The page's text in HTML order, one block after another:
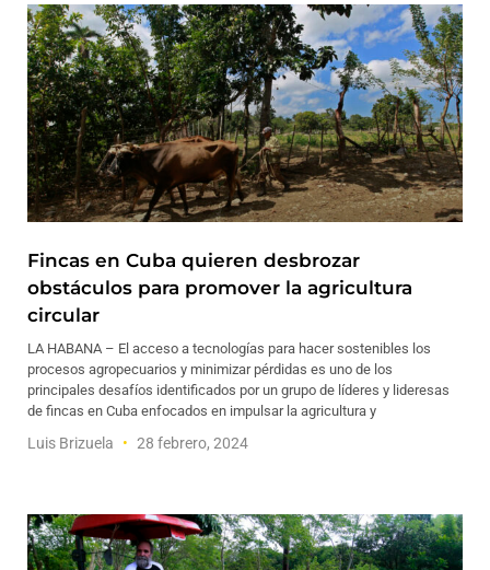
Fincas en Cuba quieren desbrozar
obstáculos para promover la agricultura
circular
LA HABANA – El acceso a tecnologías para hacer sostenibles los
procesos agropecuarios y minimizar pérdidas es uno de los
principales desafíos identificados por un grupo de líderes y lideresas
de fincas en Cuba enfocados en impulsar la agricultura y
Luis Brizuela 28 febrero, 2024